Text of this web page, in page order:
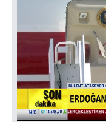
Sesi
Aç
Yüklendi:
3.57%